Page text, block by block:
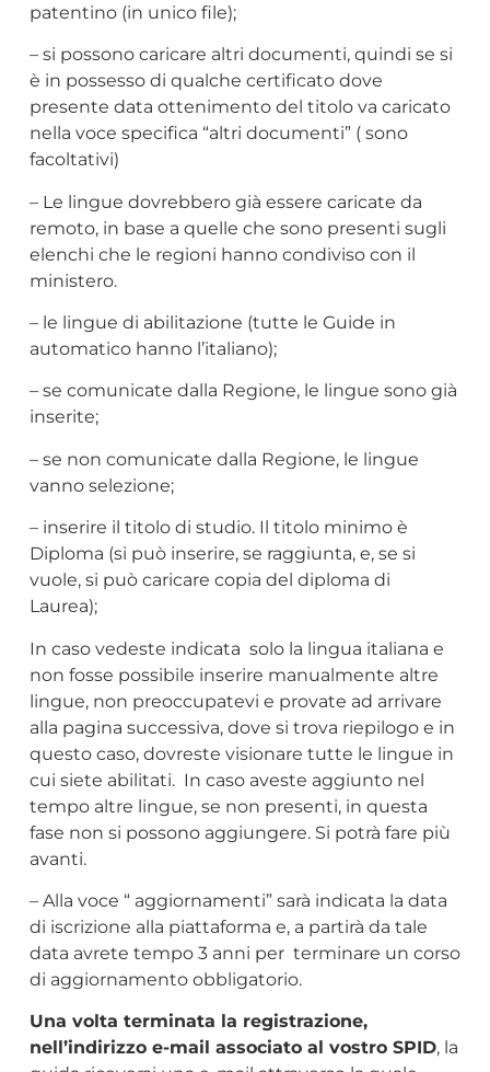
patentino (in unico file);
– si possono caricare altri documenti, quindi se si
è in possesso di qualche certificato dove
presente data ottenimento del titolo va caricato
nella voce specifica “altri documenti” ( sono
facoltativi)
– Le lingue dovrebbero già essere caricate da
remoto, in base a quelle che sono presenti sugli
elenchi che le regioni hanno condiviso con il
ministero.
– le lingue di abilitazione (tutte le Guide in
automatico hanno l’italiano);
– se comunicate dalla Regione, le lingue sono già
inserite;
– se non comunicate dalla Regione, le lingue
vanno selezione;
– inserire il titolo di studio. Il titolo minimo è
Diploma (si può inserire, se raggiunta, e, se si
vuole, si può caricare copia del diploma di
Laurea);
In caso vedeste indicata solo la lingua italiana e
non fosse possibile inserire manualmente altre
lingue, non preoccupatevi e provate ad arrivare
alla pagina successiva, dove si trova riepilogo e in
questo caso, dovreste visionare tutte le lingue in
cui siete abilitati. In caso aveste aggiunto nel
tempo altre lingue, se non presenti, in questa
fase non si possono aggiungere. Si potrà fare più
avanti.
– Alla voce “ aggiornamenti” sarà indicata la data
di iscrizione alla piattaforma e, a partirà da tale
data avrete tempo 3 anni per terminare un corso
di aggiornamento obbligatorio.
Una volta terminata la registrazione,
nell’indirizzo e-mail associato al vostro SPID, la